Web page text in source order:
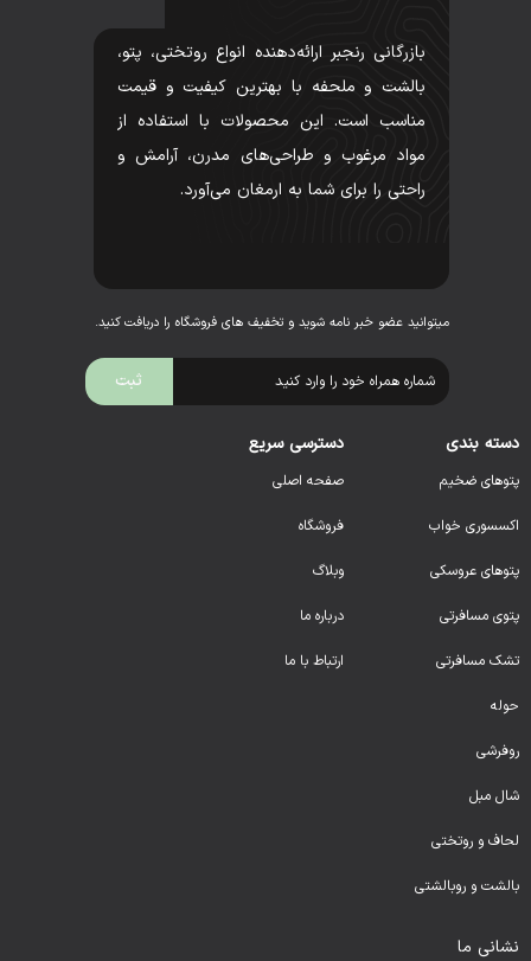
بازرگانی رنجبر ارائه‌دهنده انواع روتختی، پتو،
بالشت و ملحفه با بهترین کیفیت و قیمت
مناسب است. این محصولات با استفاده از
مواد مرغوب و طراحی‌های مدرن، آرامش و
راحتی را برای شما به ارمغان می‌آورد.
میتوانید عضو خبر نامه شوید و تخفیف های فروشگاه را دریافت کنید.
دسته بندی
پتوهای ضخیم
اکسسوری خواب
پتوهای عروسکی
پتوی مسافرتی
تشک مسافرتی
حوله
روفرشی
شال مبل
لحاف و روتختی
بالشت و روبالشتی
دسترسی سریع
صفحه اصلی
فروشگاه
وبلاگ
درباره ما
ارتباط با ما
نشانی ما